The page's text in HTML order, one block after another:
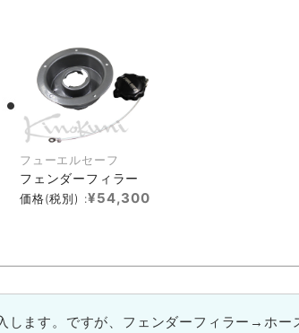
フューエルセーフ
フェンダーフィラー
価格(税別) :¥54,300
します。ですが、フェンダーフィラー→ホ